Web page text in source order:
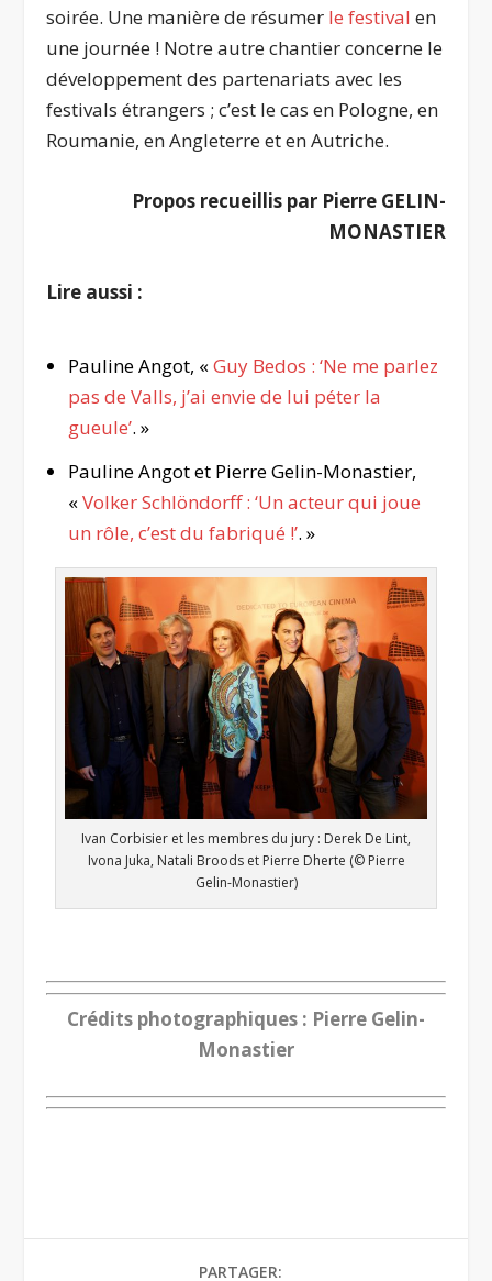
soirée. Une manière de résumer le festival en
une journée ! Notre autre chantier concerne le
développement des partenariats avec les
festivals étrangers ; c’est le cas en Pologne, en
Roumanie, en Angleterre et en Autriche.
Propos recueillis par Pierre GELIN-
MONASTIER
Lire aussi :
Pauline Angot, «Guy Bedos : ‘Ne me parlez
pas de Valls, j’ai envie de lui péter la
gueule’. »
Pauline Angot et Pierre Gelin-Monastier,
«Volker Schlöndorff : ‘Un acteur qui joue
un rôle, c’est du fabriqué !’. »
Ivan Corbisier et les membres du jury : Derek De Lint,
Ivona Juka, Natali Broods et Pierre Dherte (© Pierre
Gelin-Monastier)
Crédits photographiques : Pierre Gelin-
Monastier
PARTAGER: